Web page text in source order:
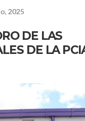
2025
DE LAS
DE LA